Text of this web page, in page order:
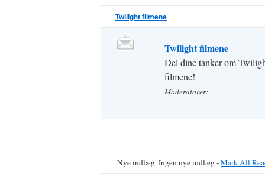
Twilight filmene
Twilight filmene
Del dine tanker om
filmene!
Moderatorer:
Nye indlæg Ingen nye indlæg -Mark All